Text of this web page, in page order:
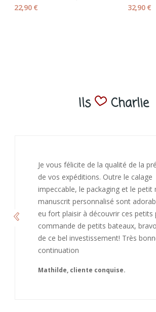
22,90 €
32,90 €
Ils Charlie
J’ai adoré ouvrir ce paquet votre
bienveillant et fait plaisir. Je ne
de recommandé chez vous. Bonne
continuation et merci à vous.
Caroline